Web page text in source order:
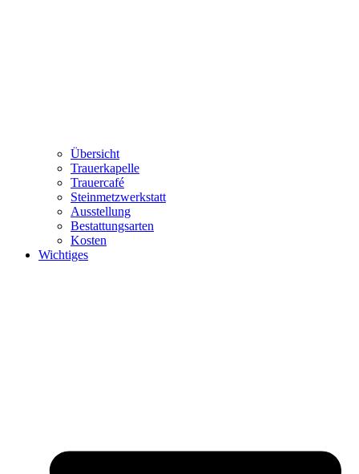
Übersicht
Trauerkapelle
Trauercafé
Steinmetzwerkstatt
Ausstellung
Bestattungsarten
Kosten
Wichtiges